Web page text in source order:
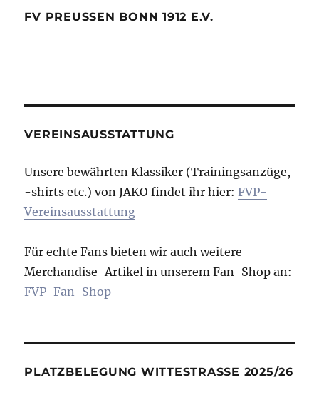
FV PREUSSEN BONN 1912 E.V.
VEREINSAUSSTATTUNG
Unsere bewährten Klassiker (Trainingsanzüge,
-shirts etc.) von JAKO findet ihr hier:FVP-
Vereinsausstattung
Für echte Fans bieten wir auch weitere
Merchandise-Artikel in unserem Fan-Shop an:
FVP-Fan-Shop
PLATZBELEGUNG WITTESTRASSE 2025/26